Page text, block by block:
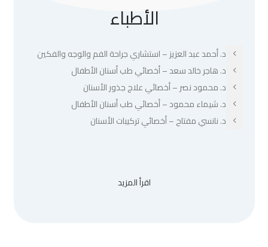
الأطباء
د. أحمد عبد العزيز – استشاري جراحة الفم والوجه والفكين
د. هاجر خالد سعد – أخصائي طب أسنان الأطفال
د. محمود نصر – أخصائي علاج جذور الأسنان
د. شيماء محمود – أخصائي طب أسنان الأطفال
د. نانسي مفتاح – أخصائي تركيبات الأسنان
اقرأ المزيد